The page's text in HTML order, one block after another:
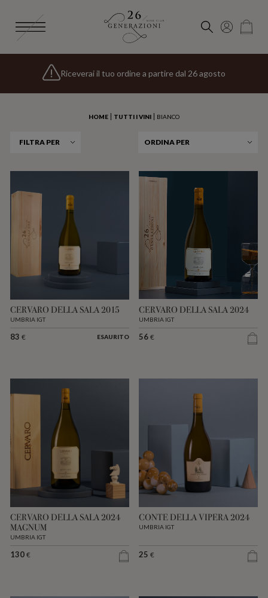
Iscriviti alla
speciale omaggio di benvenuto
Spedizione gratuita per gli ordini superiori a 135€
Riceverai il tuo ordine a partire dal 26 agosto
HOME TUTTI I VINI BIANCO
FILTRA PER ORDINA PER
CERVARO DELLA SALA 2015
UMBRIA IGT
83 € ESAURITO
CERVARO DELLA SALA 2024
UMBRIA IGT
56€
CERVARO DELLA SALA 2024
MAGNUM
UMBRIA IGT
130 €
CONTE DELLA VIPERA 2024
UMBRIA IGT
25€